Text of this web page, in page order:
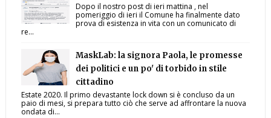
Dopo il nostro post di ieri mattina , nel
pomeriggio di ieri il Comune ha finalmente dato
prova di esistenza in vita con un comunicato di
re...
MaskLab: la signora Paola, le promesse
dei politici e un po' di torbido in stile
cittadino
Estate 2020. Il primo devastante lock down si è concluso da un
paio di mesi, si prepara tutto ciò che serve ad affrontare la nuova
ondata di...